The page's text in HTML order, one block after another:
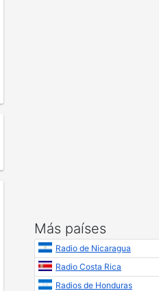
Más países
Radio de Nicaragua
Radio Costa Rica
Radios de Honduras